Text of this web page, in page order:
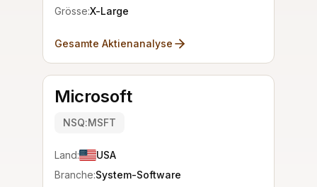
Grösse:X-Large
Gesamte Aktienanalyse
Microsoft
NSQ:MSFT
Land:
USA
Branche:System-Software